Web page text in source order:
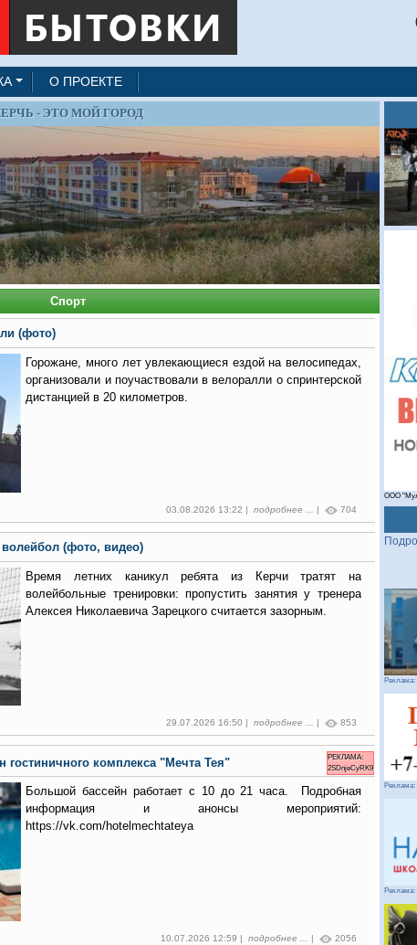
О ПРОЕКТЕ
- ЭТО МОЙ ГОРОД
Спорт
(фото)
Горожане, много лет увлекающиеся ездой на велосипедах,
организовали и поучаствовали в велоралли о спринтерской
дистанцией в 20 километров.
03.08.2026 13:22 | подробнее ... | 704
(фото, видео)
Время летних каникул ребята из Керчи тратят на
волейбольные тренировки: пропустить занятия у тренера
Алексея Николаевича Зарецкого считается зазорным.
29.07.2026 16:50 | подробнее ... 853
комплекса "Мечта Тея"
РЕКЛАМА:
2SDnjeCyRK9
Большой бассейн работает с 10 до 21 часа. Подробная
информация и анонсы мероприятий:
https://vk.com/hotelmechtateya
10.07.2026 12:59 | подробнее ... | 2056
ООО
Реклама:
Реклама: